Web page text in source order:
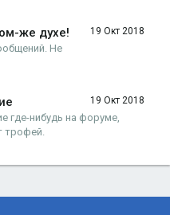
19 Окт 2018
же духе!
Не
19 Окт 2018
где-нибудь на форуме,
трофей.